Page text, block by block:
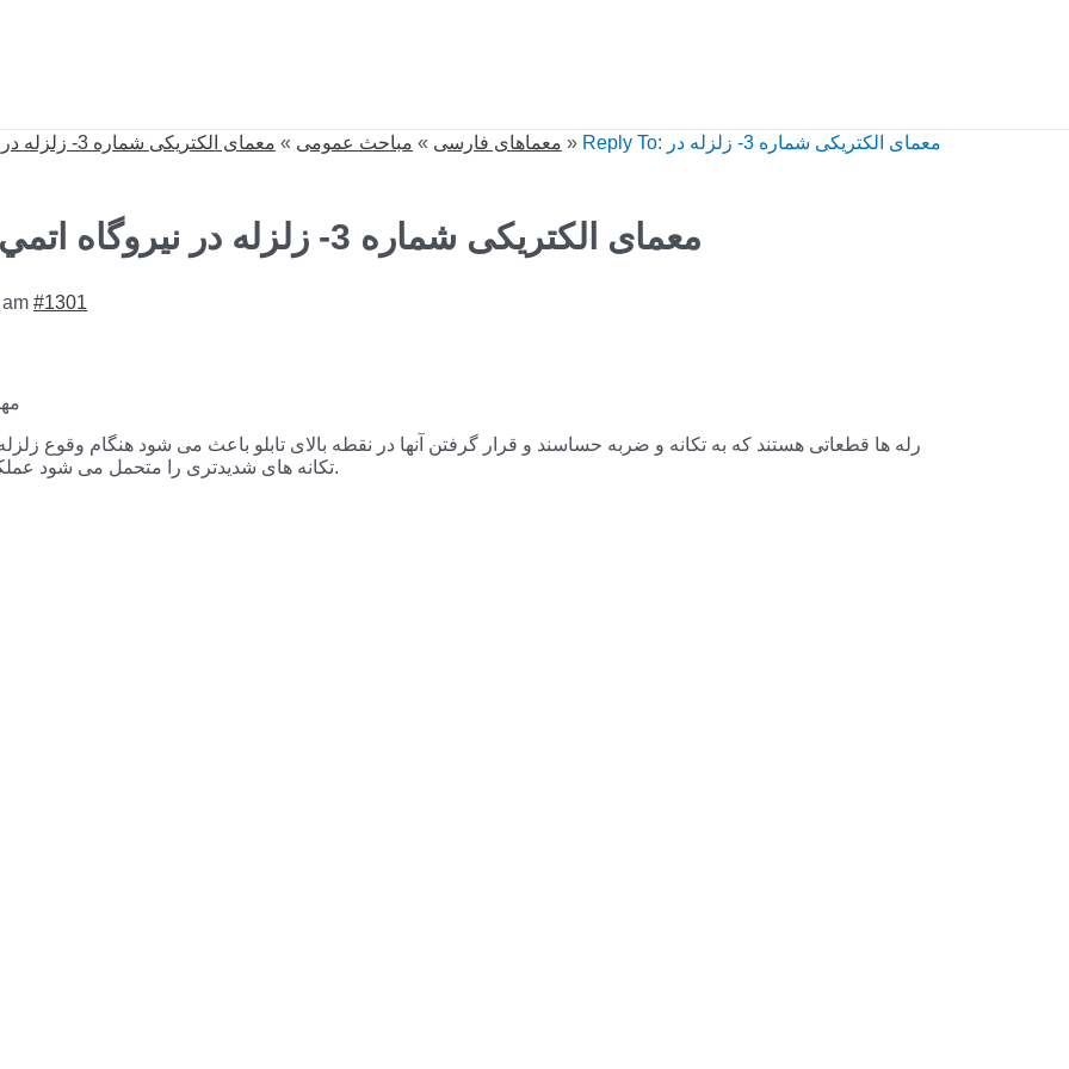
معماهای فارسی » مباحث عمومی » معمای الکتریکی شماره 3- زلزله در نیروگاه اتمي » Reply To: معمای الکتریکی شماره 3- زلزله در
Reply To: معمای الکتریکی شماره 3- زلزله در نیروگاه اتمي
#1301
رله ها قطعاتی هستند که به تکانه و ضربه حساسند و قرار گرفتن آنها در نقطه بالای تابلو باعث می شود هنگام وقوع
تکانه های شدیدتری را متحمل می شود عملکرد رله ها را مختل کند.